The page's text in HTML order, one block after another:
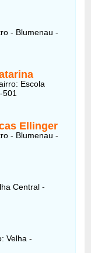
- Blumenau -
Escola
Ellinger
- Blumenau -
Central -
Velha -